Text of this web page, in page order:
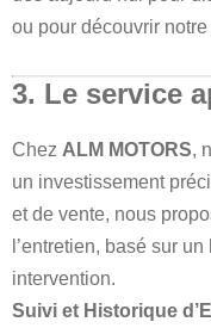
ou pour découvrir
3. Le service
Chez ALM MOTORS,
un investissement
et de vente, nous
l’entretien, basé sur
intervention.
Suivi et Historique